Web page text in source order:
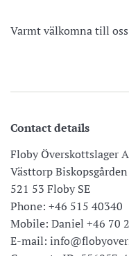
Varmt välkomna till
Contact details
Floby Överskottslager
Västtorp
521 53 Floby SE
Phone: +46 515 40340
Mobile: Daniel +46 70
E-mail: